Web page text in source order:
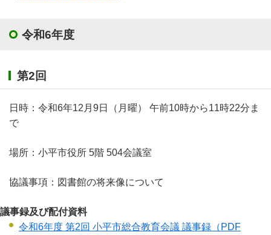
令和6年度
第2回
日時：令和6年12月9日（月曜） 午前10時から11時22分ま
で
場所：小平市役所 5階 504会議室
協議事項：図書館の将来像について
議事録及び配付資料
令和6年度 第2回 小平市総合教育会議 議事録 （PDF